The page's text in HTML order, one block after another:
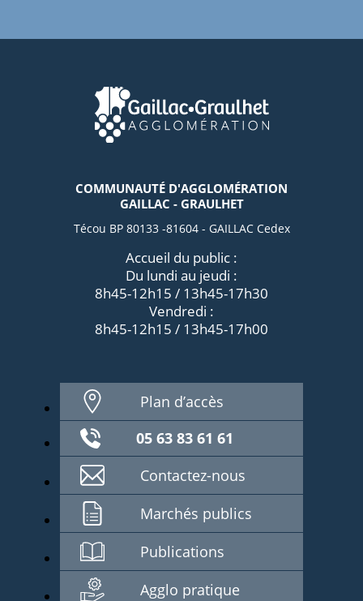
COMMUNAUTÉ D'AGGLOMÉRATION
GAILLAC - GRAULHET
Técou BP 80133 -81604 - GAILLAC Cedex
Accueil du public :
Du lundi au jeudi :
8h45-12h15 / 13h45-17h30
Vendredi :
8h45-12h15 / 13h45-17h00
Plan d’accès
05 63 83 61 61
Contactez-nous
Marchés publics
Publications
Agglo pratique